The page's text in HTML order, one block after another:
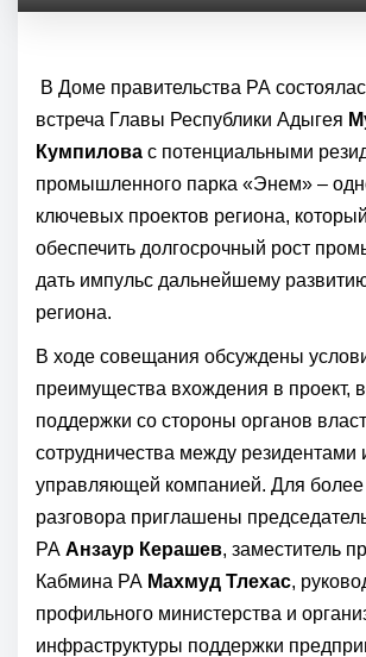
В Доме правительства РА
встреча Главы Республики Адыгея
Кумпилова с потенциальными
промышленного парка «Энем» –
ключевых проектов региона,
обеспечить долгосрочный рост
дать импульс дальнейшему
региона.
В ходе совещания обсуждены
преимущества вхождения в проект,
поддержки со стороны органов
сотрудничества между резидентами
управляющей компанией. Для более
разговора приглашены
РА Анзаур Керашев, заместитель
Кабмина РА Махмуд Тлехас,
профильного министерства и
инфраструктуры поддержки